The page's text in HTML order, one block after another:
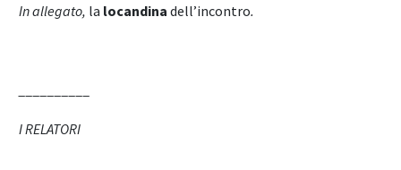
In allegato, la locandina dell’incontro.
I RELATORI